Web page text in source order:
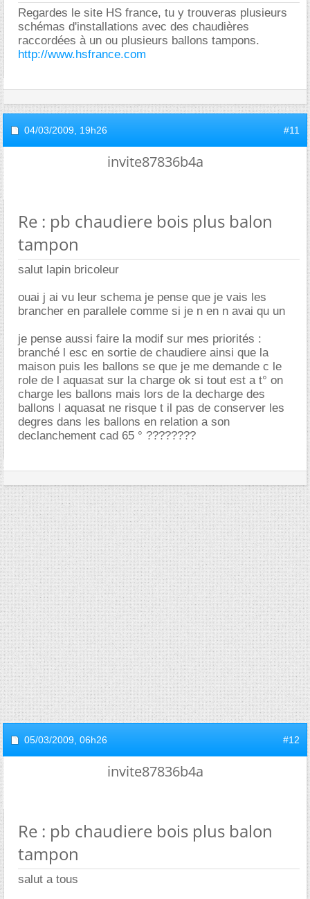
Regardes le site HS france, tu y trouveras plusieurs
schémas d'installations avec des chaudières
raccordées à un ou plusieurs ballons tampons.
http://www.hsfrance.com
04/03/2009, 19h26 #11
invite87836b4a
Re : pb chaudiere bois plus balon
tampon
salut lapin bricoleur
ouai j ai vu leur schema je pense que je vais les
brancher en parallele comme si je n en n avai qu un
je pense aussi faire la modif sur mes priorités :
branché l esc en sortie de chaudiere ainsi que la
maison puis les ballons se que je me demande c le
role de l aquasat sur la charge ok si tout est a t° on
charge les ballons mais lors de la decharge des
ballons l aquasat ne risque t il pas de conserver les
degres dans les ballons en relation a son
declanchement cad 65 ° ????????
05/03/2009, 06h26 #12
invite87836b4a
Re : pb chaudiere bois plus balon
tampon
salut a tous